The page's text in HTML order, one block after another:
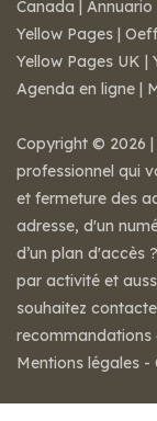
Canada | Annuario
Yellow Pages |
Yellow Pages UK |
Agenda en ligne |
Copyright © 2026 |
professionnel qui
et fermeture des
adresse, d'un
d’un plan d'accès
par activité et
souhaitez
recommandations
Mentions légales -